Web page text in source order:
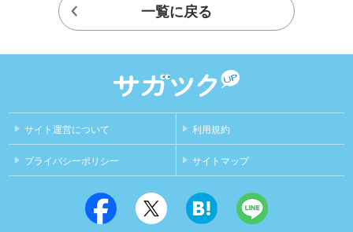
一覧に戻る
サイト運営について 利用規約
プライバシーポリシー サイトマップ